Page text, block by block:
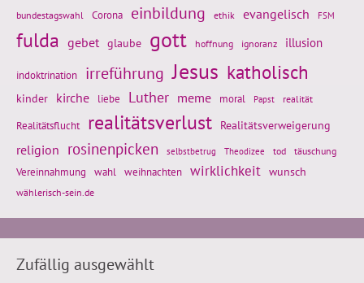
bundestagswahl Corona einbildung ethik evangelisch FSM
fulda gebet glaube gott hoffnung ignoranz illusion
indoktrination irreführung Jesus katholisch
kinder kirche liebe Luther meme moral Papst realität
Realitätsflucht realitätsverlust Realitätsverweigerung
religion rosinenpicken selbstbetrug Theodizee tod täuschung
Vereinnahmung wahl weihnachten wirklichkeit wunsch
wählerisch-sein.de
Zufällig ausgewählt